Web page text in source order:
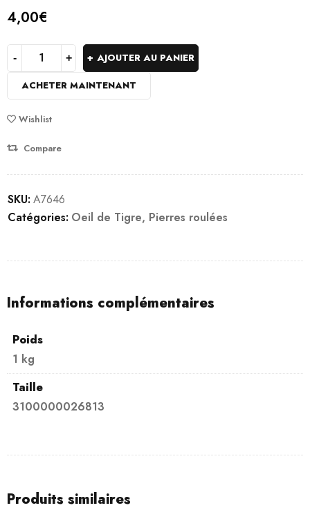
sur
basé
notation
client
4,00€
AJOUTER AU PANIER
ACHETER MAINTENANT
Wishlist
Compare
SKU: A7646
Catégories: Oeil de Tigre, Pierres roulées
Informations complémentaires
Poids
1 kg
Taille
3100000026813
Produits similaires